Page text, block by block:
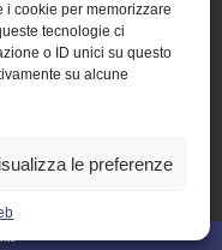
i cookie per memorizzare
tecnologie ci
o ID unici su questo
su alcune
le preferenze